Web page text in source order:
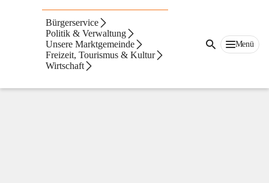
Bürgerservice
Politik & Verwaltung
Unsere Marktgemeinde
Freizeit, Tourismus & Kultur
Wirtschaft
Menü
Digitale Amtstafel